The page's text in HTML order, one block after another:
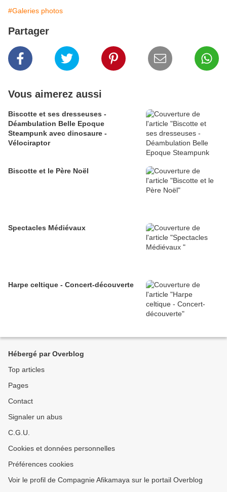
#Galeries photos
Partager
Vous aimerez aussi
Biscotte et ses dresseuses -
Déambulation Belle Epoque
Steampunk avec dinosaure -
Vélociraptor
Biscotte et le Père Noël
Spectacles Médiévaux
Harpe celtique - Concert-découverte
Hébergé par Overblog
Top articles
Pages
Contact
Signaler un abus
C.G.U.
Cookies et données personnelles
Préférences cookies
Voir le profil de Compagnie Afikamaya sur le portail Overblog